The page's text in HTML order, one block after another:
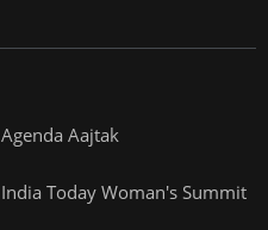
Agenda Aajtak
India Today Woman's Summit